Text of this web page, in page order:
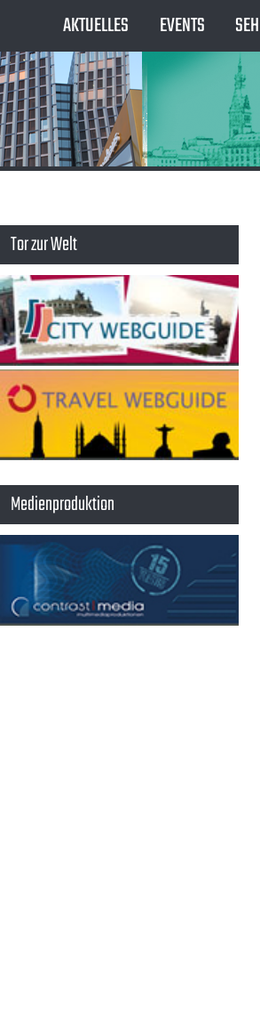
AKTUELLES EVENTS
Tor zur Welt
Medienproduktion